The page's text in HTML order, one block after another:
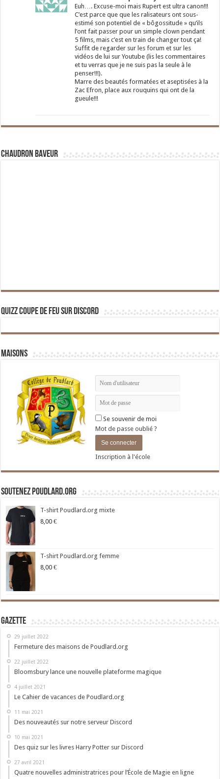
Euh…. Excuse-moi mais Rupert est ultra canon!!!
C’est parce que que les ralisateurs ont sous-
estimé son potentiel de « bôgossitude » qu’ils
l’ont fait passer pour un simple clown pendant
5 films, mais c’est en train de changer tout ça!
Suffit de regarder sur les forum et sur les
vidéos de lui sur Youtube (lis les commentaires
et tu verras que je ne suis pas la seule à le
penser!!!).
Marre des beautés formatées et aseptisées à la
Zac Efron, place aux rouquins qui ont de la
gueule!!!
Chaudron Baveur
Quizz Coupe de Feu sur Discord
Maisons
Se souvenir de moi
Mot de passe oublié ?
Inscription à l'école
Soutenez Poudlard.org
T-shirt Poudlard.org mixte
8,00 €
T-shirt Poudlard.org femme
8,00 €
Gazette
29 juillet 2022
Fermeture des maisons de Poudlard.org
22 juillet 2022
Bloomsbury lance une nouvelle plateforme magique
4 juillet 2021
Le Cahier de vacances de Poudlard.org
11 mai 2021
Des nouveautés sur notre serveur Discord
10 mai 2021
Des quiz sur les livres Harry Potter sur Discord
27 avril 2021
Quatre nouvelles administratrices pour l’École de Magie en ligne